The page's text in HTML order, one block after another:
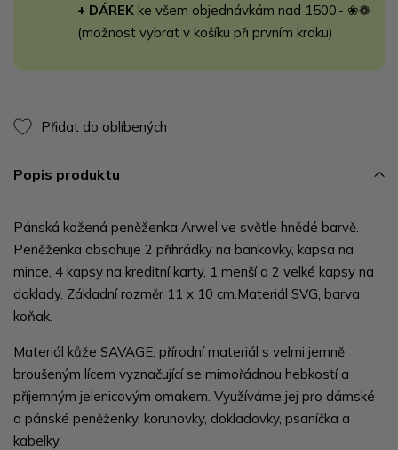
+ DÁREK ke všem objednávkám nad 1500,- ❀❁
(možnost vybrat v košíku při prvním kroku)
Přidat do oblíbených
Popis produktu
Pánská kožená peněženka Arwel ve světle hnědé barvě.
Peněženka obsahuje 2 přihrádky na bankovky, kapsa na
mince, 4 kapsy na kreditní karty, 1 menší a 2 velké kapsy na
doklady. Základní rozměr 11 x 10 cm.Materiál SVG, barva
koňak.
Materiál kůže SAVAGE: přírodní materiál s velmi jemně
broušeným lícem vyznačující se mimořádnou hebkostí a
příjemným jelenicovým omakem. Využíváme jej pro dámské
a pánské peněženky, korunovky, dokladovky, psaníčka a
kabelky.